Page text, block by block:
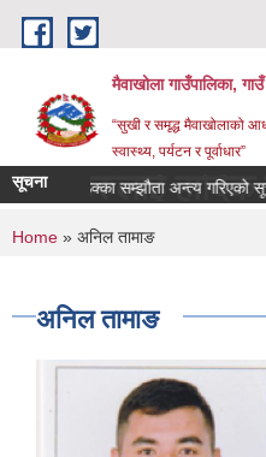
Skip to main content
मैवाखोला गाउँपालिका,
“सुखी र समृद्ध मैवाखोलाको
स्वास्थ्य, पर्यटन र पूर्वाधार”
हार्दिक
सूचना ठेक्का सम्झौता अन्त्य गरिएको
You are here
Home » अनिल तामाङ
अनिल तामाङ